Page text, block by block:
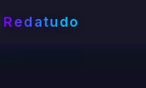
Redatudo